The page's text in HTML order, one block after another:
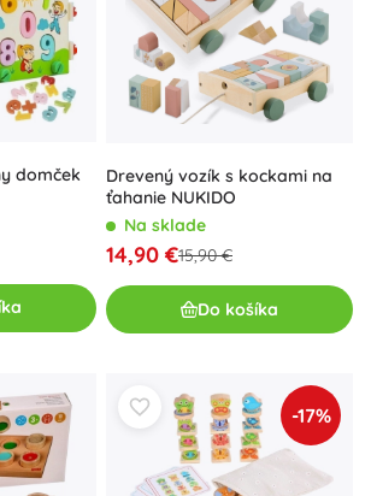
domček
Drevený vozík s kockami na
ťahanie NUKIDO
Na sklade
14,90 €15,90 €
Do košíka
-17%